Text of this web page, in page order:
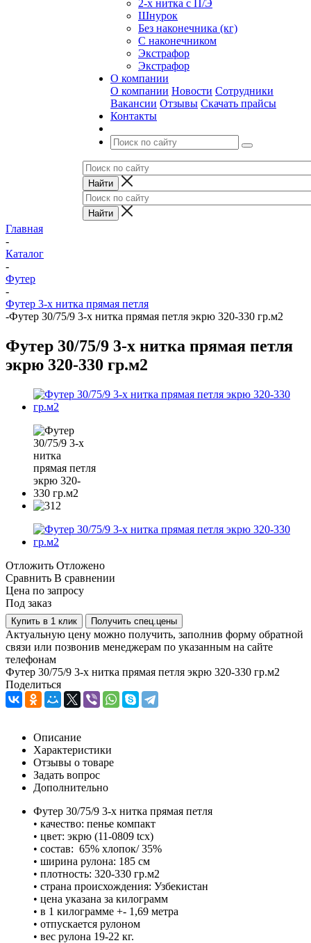
2-х нитка с П/Э
Шнурок
Без наконечника (кг)
С наконечником
Экстрафор
Экстрафор
О компании
О компании Новости Сотрудники
Вакансии Отзывы Скачать прайсы
Контакты
Главная
-
Каталог
-
Футер
-
Футер 3-х нитка прямая петля
-Футер 30/75/9 3-х нитка прямая петля экрю 320-330 гр.м2
Футер 30/75/9 3-х нитка прямая петля
экрю 320-330 гр.м2
Отложить Отложено
Сравнить В сравнении
Цена по запросу
Под заказ
Купить в 1 клик Получить спец.цены
Актуальную цену можно получить, заполнив форму обратной
связи или позвонив менеджерам по указанным на сайте
телефонам
Футер 30/75/9 3-х нитка прямая петля экрю 320-330 гр.м2
Поделиться
Описание
Характеристики
Отзывы о товаре
Задать вопрос
Дополнительно
Футер 30/75/9 3-х нитка прямая петля
• качество: пенье компакт
• цвет: экрю (11-0809 tcx)
• состав: 65% хлопок/ 35%
• ширина рулона: 185 см
• плотность: 320-330 гр.м2
• страна происхождения: Узбекистан
• цена указана за килограмм
• в 1 килограмме +- 1,69 метра
• отпускается рулоном
• вес рулона 19-22 кг.